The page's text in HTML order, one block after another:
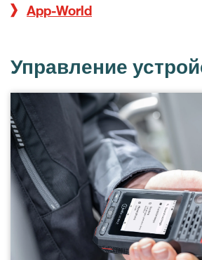
App-World
Управление